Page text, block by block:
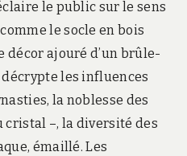
le public sur le sens
le socle en bois
décor ajouré d’un brûle-
les influences
la noblesse des
cristal –, la diversité des
émaillé. Les